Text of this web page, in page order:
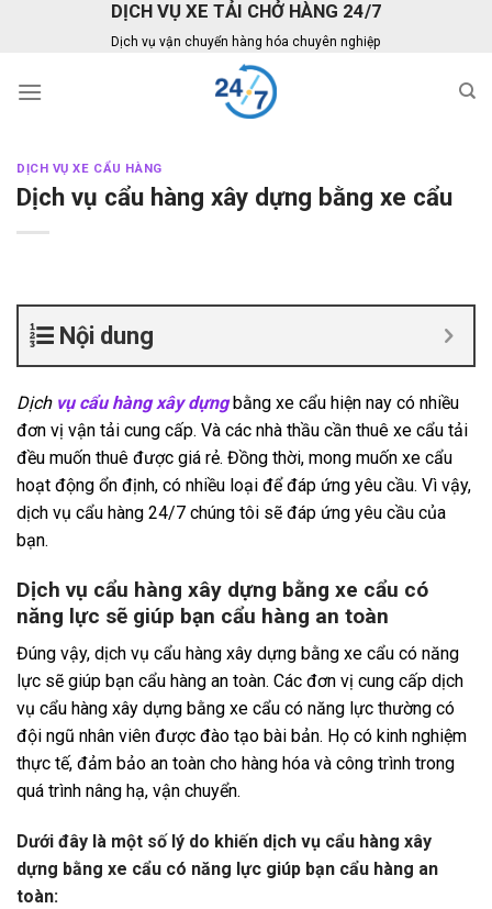
DỊCH VỤ XE TẢI CHỞ HÀNG 24/7
Dịch vụ vận chuyển hàng hóa chuyên nghiệp
DỊCH VỤ XE CẨU HÀNG
Dịch vụ cẩu hàng xây dựng bằng xe cẩu
Nội dung
Dịchvụ cẩu hàng xây dựngbằng xe cẩu hiện nay có nhiều
đơn vị vận tải cung cấp. Và các nhà thầu cần thuê xe cẩu tải
đều muốn thuê được giá rẻ. Đồng thời, mong muốn xe cẩu
hoạt động ổn định, có nhiều loại để đáp ứng yêu cầu. Vì vậy,
dịch vụ cẩu hàng 24/7 chúng tôi sẽ đáp ứng yêu cầu của
bạn.
Dịch vụ cẩu hàng xây dựng bằng xe cẩu có
năng lực sẽ giúp bạn cẩu hàng an toàn
Đúng vậy, dịch vụ cẩu hàng xây dựng bằng xe cẩu có năng
lực sẽ giúp bạn cẩu hàng an toàn. Các đơn vị cung cấp dịch
vụ cẩu hàng xây dựng bằng xe cẩu có năng lực thường có
đội ngũ nhân viên được đào tạo bài bản. Họ có kinh nghiệm
thực tế, đảm bảo an toàn cho hàng hóa và công trình trong
quá trình nâng hạ, vận chuyển.
Dưới đây là một số lý do khiến dịch vụ cẩu hàng xây
dựng bằng xe cẩu có năng lực giúp bạn cẩu hàng an
toàn: